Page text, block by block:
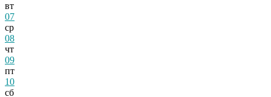
вт
07
ср
08
чт
09
пт
10
сб